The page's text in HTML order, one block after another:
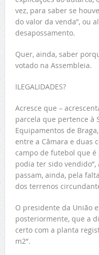
vez, para saber se
do valor da venda”, ou
desapossamento.
Quer, ainda, saber
votado na Assembleia.
ILEGALIDADES?
Acresce que –
parcela que pertence à
Equipamentos de
entre a Câmara e duas
campo de futebol que
podia ter sido
passam, ainda, pela
dos terrenos
O presidente da União
posteriormente, que a
certo com a planta
m2”.